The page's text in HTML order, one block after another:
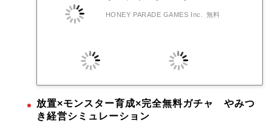
HONEY PARADE GAMES Inc. 無料
放置×モンスター育成×完全無料ガチャ やみつ
き経営シミュレーション